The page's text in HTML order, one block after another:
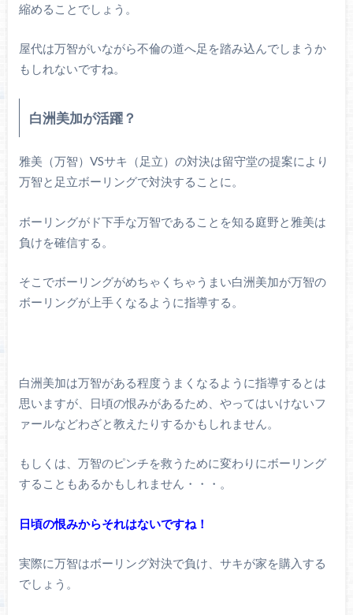
縮めることでしょう。
屋代は万智がいながら不倫の道へ足を踏み込んでしまうか
もしれないですね。
白洲美加が活躍？
雅美（万智）VSサキ（足立）の対決は留守堂の提案により
万智と足立ボーリングで対決することに。
ボーリングがド下手な万智であることを知る庭野と雅美は
負けを確信する。
そこでボーリングがめちゃくちゃうまい白洲美加が万智の
ボーリングが上手くなるように指導する。
白洲美加は万智がある程度うまくなるように指導するとは
思いますが、日頃の恨みがあるため、やってはいけないフ
ァールなどわざと教えたりするかもしれません。
もしくは、万智のピンチを救うために変わりにボーリング
することもあるかもしれません・・・。
日頃の恨みからそれはないですね！
実際に万智はボーリング対決で負け、サキが家を購入する
でしょう。